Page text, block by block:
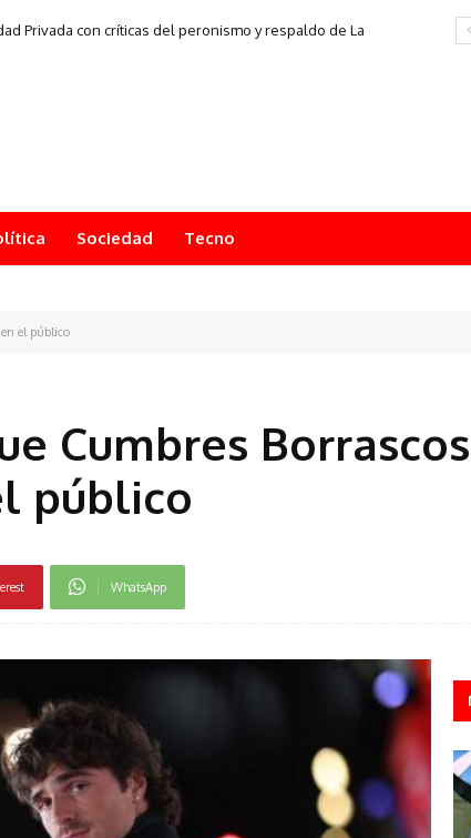
Privada con críticas del peronismo y respaldo de La
Sociedad Tecno
en el público
Cumbres
público
WhatsApp